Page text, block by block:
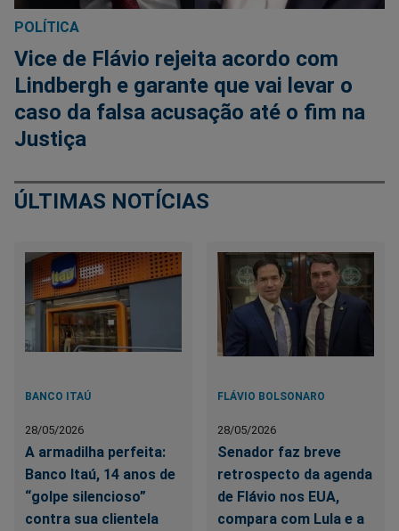
POLÍTICA
Vice de Flávio rejeita acordo com
Lindbergh e garante que vai levar o
caso da falsa acusação até o fim na
Justiça
ÚLTIMAS NOTÍCIAS
BANCO ITAÚ
28/05/2026
A armadilha perfeita:
Banco Itaú, 14 anos de
“golpe silencioso”
contra sua clientela
FLÁVIO BOLSONARO
28/05/2026
Senador faz breve
retrospecto da agenda
de Flávio nos EUA,
compara com Lula e a